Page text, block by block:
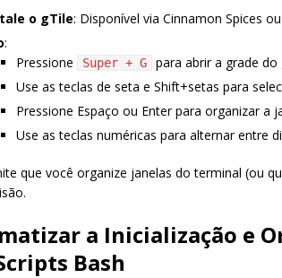
o gTile: Disponível via Cinnamon Spices
:
Pressione
Super + G
para abrir a grade do
Use as teclas de seta e Shift+setas para
Pressione Espaço ou Enter para organizar a
Use as teclas numéricas para alternar entre
que você organize janelas do terminal (ou
a Inicialização e
Bash